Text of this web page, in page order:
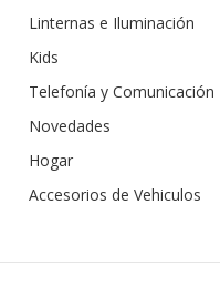
Linternas e Iluminación
Kids
Telefonía y Comunicación
Novedades
Hogar
Accesorios de Vehiculos